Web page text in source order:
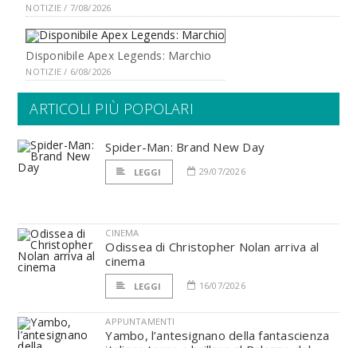
NOTIZIE / 7/08/2026
Disponibile Apex Legends: Marchio
NOTIZIE / 6/08/2026
ARTICOLI PIÙ POPOLARI
Spider-Man: Brand New Day
LEGGI 29/07/2026
CINEMA
Odissea di Christopher Nolan arriva al
cinema
LEGGI 16/07/2026
APPUNTAMENTI
Yambo, l’antesignano della fantascienza